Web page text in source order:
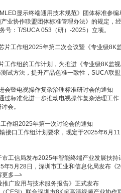
显示终端通用技术规范》团体标准参编
业协作联盟团体标准管理办法》的规定，
号：T/SUCA 053（研）-2025）立项。
片工作组2025年第二次会议暨《专业级8K
工作组的工作计划，为推进《专业级8K监
试方法，提升产品色准一致性，SUCA联
会暨电视操作复杂治理标准研讨会的通知
过标准化进一步推动电视操作复杂治理工
会。
作组2025年第一次讨论会的通知
接口工作组计划要求，现定于2025年6月
市工信局发布2025年智能终端产业发展扶持
年5月28日，深圳市工业和信息化局发布《
更多
推广应用与技术服务报告》正式发布